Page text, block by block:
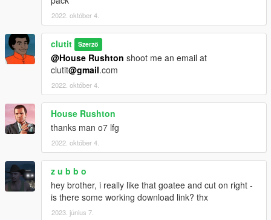
2022. október 4.
clutit Szerző
@House Rushton shoot me an email at
clutit@gmail.com
2022. október 4.
House Rushton
thanks man o7 lfg
2022. október 4.
z u b b o
hey brother, i really like that goatee and cut on right -
is there some working download link? thx
2023. június 7.